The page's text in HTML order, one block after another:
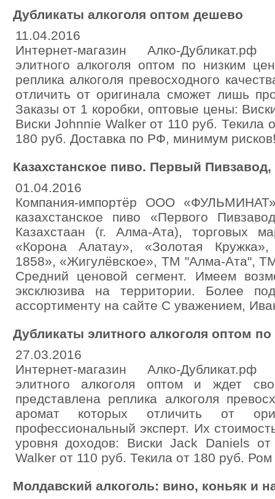
Дубликаты алкоголя оптом дешево
11.04.2016
Интернет-магазин Алко-
элитного алкоголя оптом по низким
реплика алкоголя превосходного
отличить от оригинала сможет лишь
Заказы от 1 коробки, оптовые цены:
Виски Johnnie Walker от 110 руб. Текила
180 руб. Доставка по РФ, минимум
Казахстанское пиво. Первый
01.04.2016
Компания-импортёр ООО
казахстанское пиво «Первого
Казахстаан (г. Алма-Ата), торговых
«Корона Алатау», «Золотая Кружка»,
1858», «Жигулёвское», ТМ "Алма-Ата",
Средний ценовой сегмент. Имеем
эксклюзива на территории. Более
ассортименту на сайте С уважением,
Дубликаты элитного алкоголя оптом
27.03.2016
Интернет-магазин Алко-
элитного алкоголя оптом и ждет
представлена реплика алкоголя
аромат которых отличить от
профессиональный эксперт. Их
уровня доходов: Виски Jack Daniels
Walker от 110 руб. Текила от 180 руб.
Молдавский алкоголь: вино, коньяк и